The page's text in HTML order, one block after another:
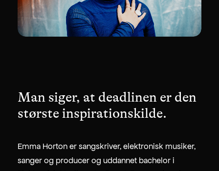
Man siger, at deadlinen er den
største inspirationskilde.
Emma Horton er sangskriver, elektronisk musiker,
sanger og producer og uddannet bachelor i